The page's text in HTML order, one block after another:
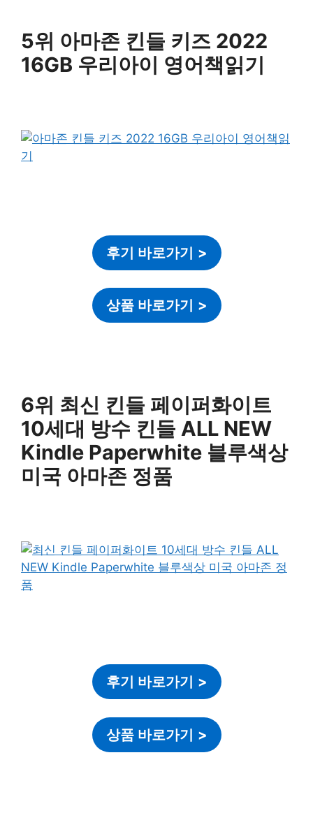
5위 아마존 킨들 키즈 2022
16GB 우리아이 영어책읽기
후기 바로가기 >
상품 바로가기 >
6위 최신 킨들 페이퍼화이트
10세대 방수 킨들 ALL NEW
Kindle Paperwhite 블루색상
미국 아마존 정품
후기 바로가기 >
상품 바로가기 >